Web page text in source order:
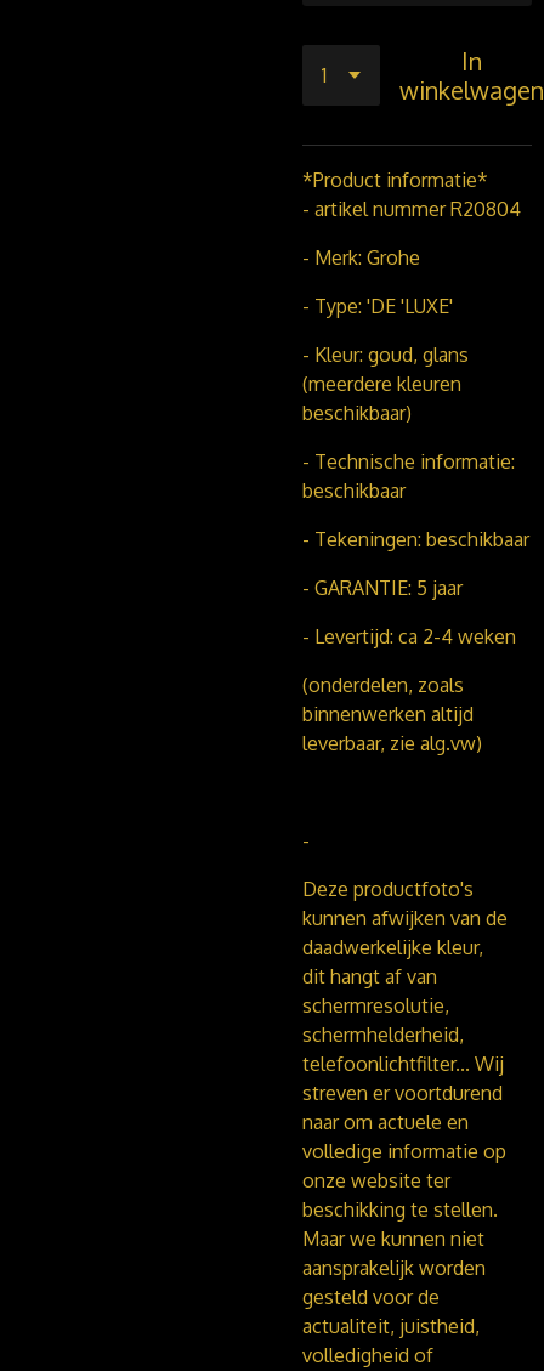
In
winkelwagen
*Product informatie*
- artikel nummer R20804
- Merk: Grohe
- Type: 'DE 'LUXE'
- Kleur: goud, glans
(meerdere kleuren
beschikbaar)
- Technische informatie:
beschikbaar
- Tekeningen: beschikbaar
- GARANTIE: 5 jaar
- Levertijd: ca 2-4 weken
(onderdelen, zoals
binnenwerken altijd
leverbaar, zie alg.vw)
-
Deze productfoto's
kunnen afwijken van de
daadwerkelijke kleur,
dit hangt af van
schermresolutie,
schermhelderheid,
telefoonlichtfilter... Wij
streven er voortdurend
naar om actuele en
volledige informatie op
onze website ter
beschikking te stellen.
Maar we kunnen niet
aansprakelijk worden
gesteld voor de
actualiteit, juistheid,
volledigheid of